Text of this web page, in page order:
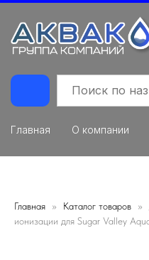
Главная О компании
Главная Каталог товаров
ионизации для Sugar Valley